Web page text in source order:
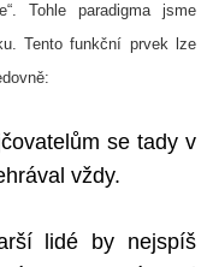
Tohle paradigma jsme
Tento funkční prvek lze
se tady v
vždy.
lidé by nejspíš